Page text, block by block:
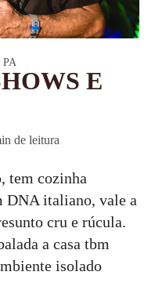
PA
E
de leitura
tem cozinha
DNA italiano, vale a
cru e rúcula.
a casa tbm
isolado